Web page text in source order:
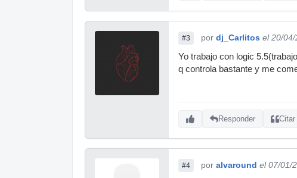
#3 por dj_Carlitos el 20/
Yo trabajo con logic
q controla bastante y me
Responder Citar
#4 por alvaround el 07/01/